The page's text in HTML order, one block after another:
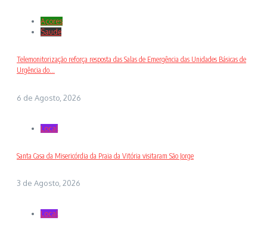
Açores
Saude
Telemonitorização reforça resposta das Salas de Emergência das Unidades Básicas de
Urgência do...
6 de Agosto, 2026
Local
Santa Casa da Misericórdia da Praia da Vitória visitaram São Jorge
3 de Agosto, 2026
Local